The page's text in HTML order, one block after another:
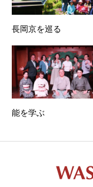
長岡京を巡る
能を学ぶ